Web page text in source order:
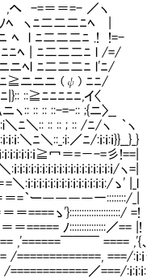
／ヽ
二ﾆﾍ |
二ﾆ .! !=-
二ﾆ l /=/
二ﾆ l'ﾆ/
、手荒な真似
ﾆﾆ,イ〈
:: ;{ニ〉__
/ヽ ｀ヽ 僕を攻撃
／ﾆ/:ｉ:ｉ:ｉ}}__}_}
冖＝=－-=彡!==|
ｉ:ｉ:ｉ:ｉ:ｉ:ｉ:ｉ:ｉ/ヽ=|
:ｉ:ｉ:ｉ:ｉ:ｉ:ｉ:/ゝ' |_l
一::::::::/_|
=!
ﾉ:::::::::::::::／== |!
￣￣￣ ==== ,'{
===/:ｉ:ｉ
／===/:ｉ:ｉ:ｉ:ｉ: